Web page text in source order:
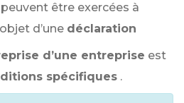
être exercées à
d’une déclaration
d’une entreprise est
spécifiques .